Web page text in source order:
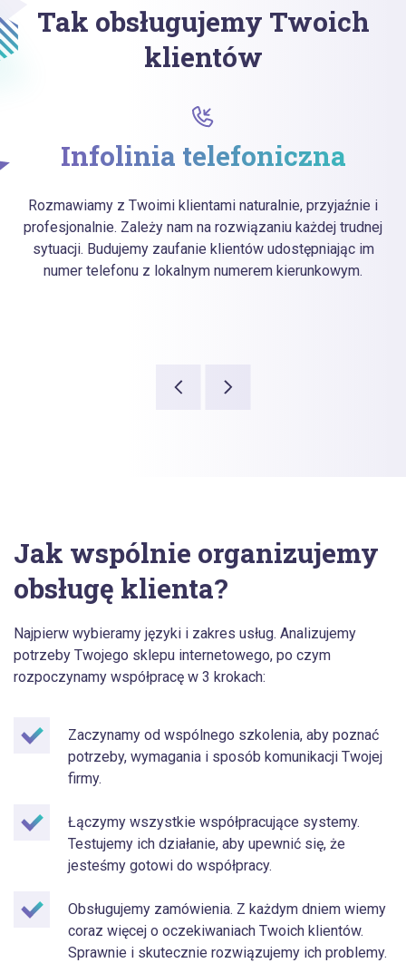
Tak obsługujemy Twoich
klientów
Infolinia telefoniczna
Rozmawiamy z Twoimi klientami naturalnie, przyjaźnie i
profesjonalnie. Zależy nam na rozwiązaniu każdej trudnej
sytuacji. Budujemy zaufanie klientów udostępniając im
numer telefonu z lokalnym numerem kierunkowym.
Jak wspólnie organizujemy
obsługę klienta?
Najpierw wybieramy języki i zakres usług. Analizujemy
potrzeby Twojego sklepu internetowego, po czym
rozpoczynamy współpracę w 3 krokach:
Zaczynamy od wspólnego szkolenia, aby poznać
potrzeby, wymagania i sposób komunikacji Twojej
firmy.
Łączymy wszystkie współpracujące systemy.
Testujemy ich działanie, aby upewnić się, że
jesteśmy gotowi do współpracy.
Obsługujemy zamówienia. Z każdym dniem wiemy
coraz więcej o oczekiwaniach Twoich klientów.
Sprawnie i skutecznie rozwiązujemy ich problemy.